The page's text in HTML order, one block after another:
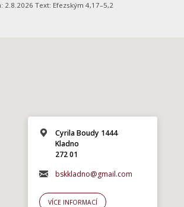
2.8.2026 Text: Efezským 4,17–5,2
Cyrila Boudy 1444
Kladno
272 01
bskkladno@gmail.com
VÍCE INFORMACÍ